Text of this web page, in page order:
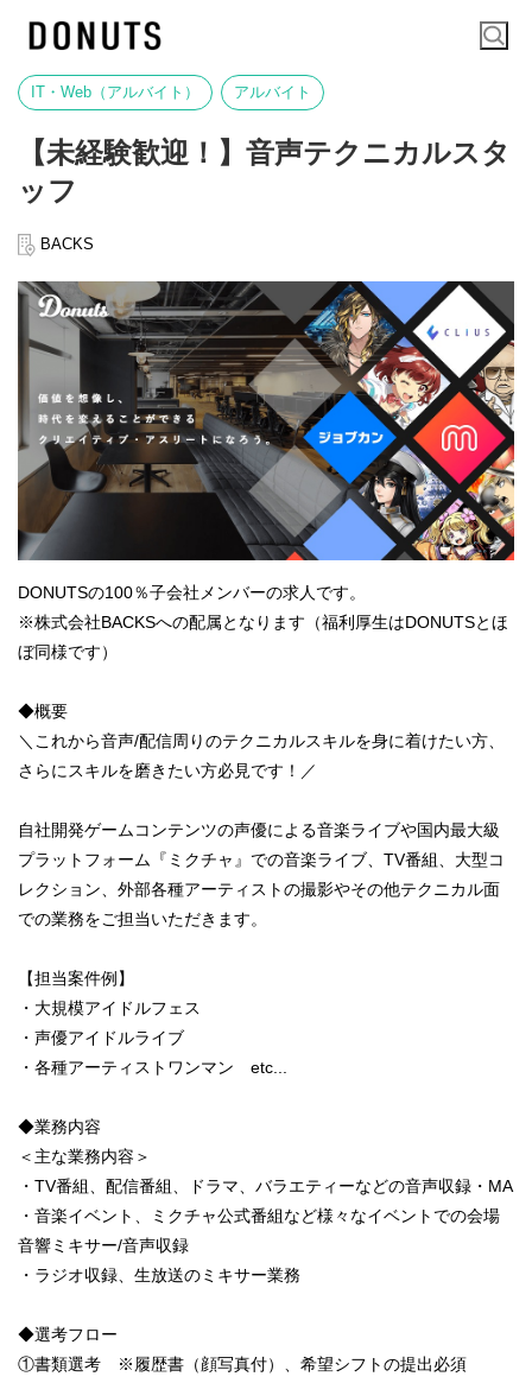
IT・Web（アルバイト） アルバイト
【未経験歓迎！】音声テクニカルスタ
ッフ
BACKS
DONUTSの100％子会社メンバーの求人です。
※株式会社BACKSへの配属となります（福利厚生はDONUTSとほ
ぼ同様です）
◆概要
＼これから音声/配信周りのテクニカルスキルを身に着けたい方、
さらにスキルを磨きたい方必見です！／
自社開発ゲームコンテンツの声優による音楽ライブや国内最大級
プラットフォーム『ミクチャ』での音楽ライブ、TV番組、大型コ
レクション、外部各種アーティストの撮影やその他テクニカル面
での業務をご担当いただきます。
【担当案件例】
・大規模アイドルフェス
・声優アイドルライブ
・各種アーティストワンマン etc...
◆業務内容
＜主な業務内容＞
・TV番組、配信番組、ドラマ、バラエティーなどの音声収録・MA
・音楽イベント、ミクチャ公式番組など様々なイベントでの会場
音響ミキサー/音声収録
・ラジオ収録、生放送のミキサー業務
◆選考フロー
①書類選考 ※履歴書（顔写真付）、希望シフトの提出必須